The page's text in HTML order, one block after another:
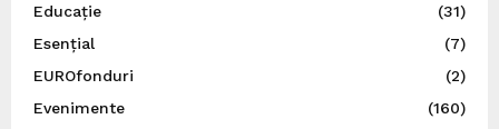
Educație
(31)
Esențial
(7)
EUROfonduri
(2)
Evenimente
(160)